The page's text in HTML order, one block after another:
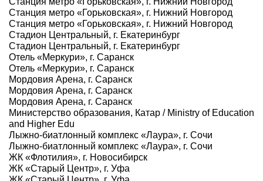
Станция метро «Горьковская», г. Нижний Новгород
Станция метро «Горьковская», г. Нижний Новгород
Стадион Центральный, г. Екатеринбург
Стадион Центральный, г. Екатеринбург
Отель «Меркури», г. Саранск
Отель «Меркури», г. Саранск
Мордовия Арена, г. Саранск
Мордовия Арена, г. Саранск
Мордовия Арена, г. Саранск
Министерство образования, Катар / Ministry of Education
and Higher Edu
Лыжно-биатлонный комплекс «Лаура», г. Сочи
Лыжно-биатлонный комплекс «Лаура», г. Сочи
ЖК «Флотилия», г. Новосибирск
ЖК «Старый Центр», г. Уфа